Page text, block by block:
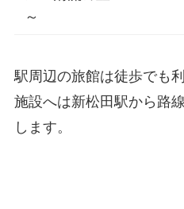
～
駅周辺の旅館は徒歩でも
施設へは新松田駅から路
します。